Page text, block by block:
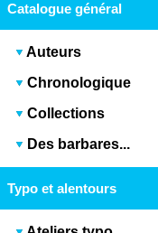
Catalogue général
Auteurs
Chronologique
Collections
Des barbares...
Typo et alentours